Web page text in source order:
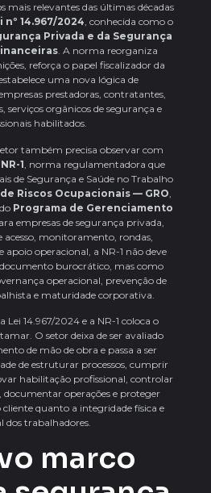
relevantes das últimas décadas
nº 14.967/2024, conhecida como o
Privada e da Segurança
. A norma reorganiza
reforça o papel fiscalizador da
uma nova lógica de
prestadoras, contratantes,
serviços orgânicos de segurança e
habilitados.
também precisa observar com
NR-1 , norma regulamentadora que
de Segurança e Saúde no Trabalho
Riscos Ocupacionais — GRO
Programa de Gerenciamento
empresas de segurança privada,
monitoramento, rondas,
operacional, a NR-1 não deve
burocrático, mas como
operacional, prevenção de
e maturidade corporativa.
14.967/2024 e a NR-1 coloca o
O setor deixa de ser avaliado
de mão de obra e passa a ser
de estruturar processos, cumprir
habilitação profissional, controlar
documentar operações e proteger
quanto a integridade física e
dos trabalhadores.
marco